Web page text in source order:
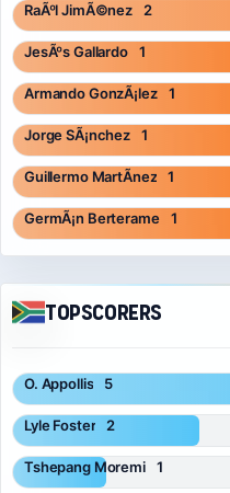
RaÃºl JimÃ©nez 2
JesÃºs Gallardo 1
Armando GonzÃ¡lez 1
Jorge SÃ¡nchez 1
Guillermo MartÃ­nez 1
GermÃ¡n Berterame 1
Topscorers
O. Appollis 5
Lyle Foster 2
Tshepang Moremi 1